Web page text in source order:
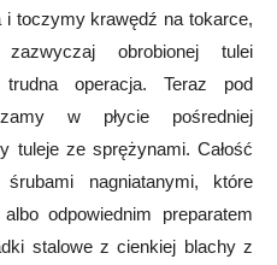
toczymy krawędź na tokarce,
obrobionej tulei
operacja. Teraz pod
w płycie pośredniej
tuleje ze sprężynami. Całość
nagniatanymi, które
odpowiednim preparatem
stalowe z cienkiej blachy z